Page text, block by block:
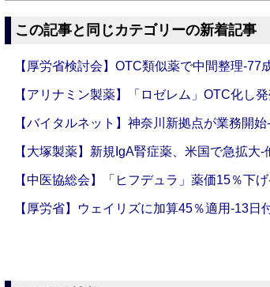
この記事と同じカテゴリーの新着記事
【厚労省検討会】OTC類似薬で中間整理‐77
【アリナミン製薬】「ロゼレム」OTC化し
【バイタルネット】神奈川新拠点が業務開
【大塚製薬】新規IgA腎症薬、米国で急拡大
【中医協総会】「ヒフデュラ」薬価15％下
【厚労省】ウェイリズに加算45％適用‐13日